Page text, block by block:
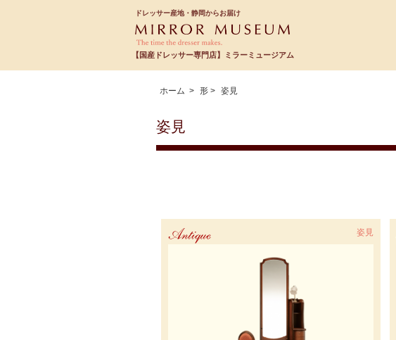
ドレッサー産地・静岡からお届け
【国産ドレッサー専門店】ミラーミュージアム
ホーム > 形 > 姿見
姿見
姿見